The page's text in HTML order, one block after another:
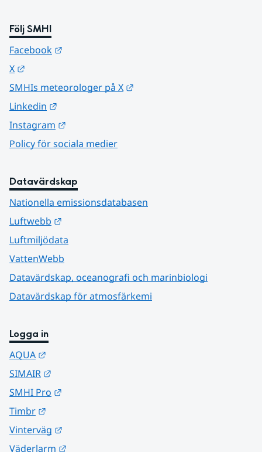
Följ SMHI
Facebook
X
SMHIs meteorologer på X
Linkedin
Instagram
Policy för sociala medier
Datavärdskap
Nationella emissionsdatabasen
Luftwebb
Luftmiljödata
VattenWebb
Datavärdskap, oceanografi och marinbiologi
Datavärdskap för atmosfärkemi
Logga in
AQUA
SIMAIR
SMHI Pro
Timbr
Vinterväg
Väderlarm